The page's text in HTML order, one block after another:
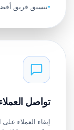
•تنسيق فريق
تواصل
إبقاء العملاء